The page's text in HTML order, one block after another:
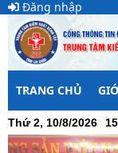
Đăng nhập
TRANG CHỦ
Thứ 2, 10/8/2026 15
SOÁT BỆNH